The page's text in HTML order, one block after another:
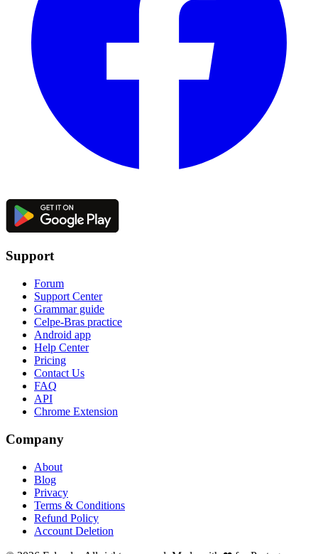
Support
Forum
Support Center
Grammar guide
Celpe-Bras practice
Android app
Help Center
Pricing
Contact Us
FAQ
API
Chrome Extension
Company
About
Blog
Privacy
Terms & Conditions
Refund Policy
Account Deletion